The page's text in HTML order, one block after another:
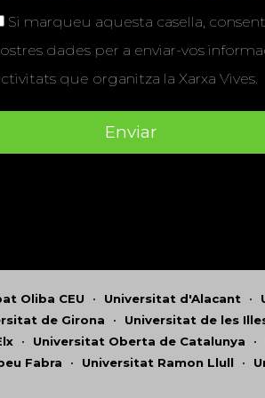
Si marqueu aquesta casella,
dades per a enviar-vos
que organitza la Xarxa Vives.
Oliba CEU • Universitat d'Alacant •
de Girona • Universitat de les
• Universitat Oberta de Catalunya •
Fabra • Universitat Ramon Llull •